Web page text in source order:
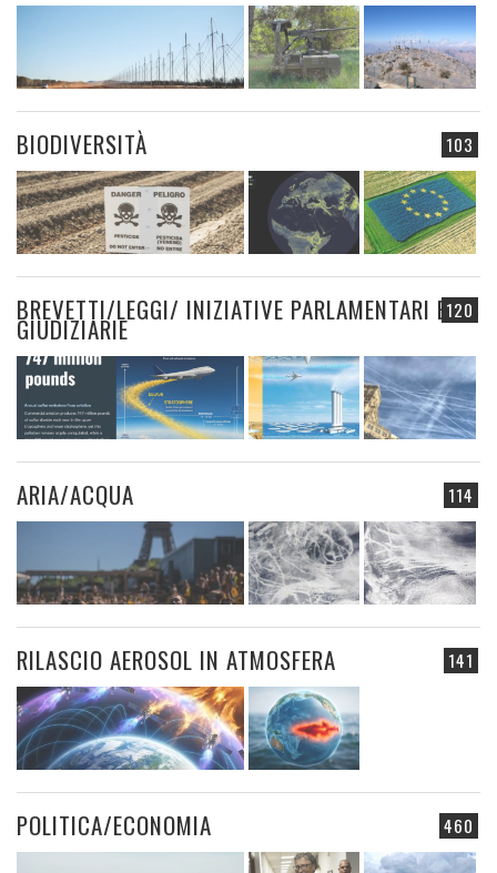
103
BIODIVERSITÀ
120
BREVETTI/LEGGI/ INIZIATIVE PARLAMENTARI E
GIUDIZIARIE
114
ARIA/ACQUA
141
RILASCIO AEROSOL IN ATMOSFERA
460
POLITICA/ECONOMIA